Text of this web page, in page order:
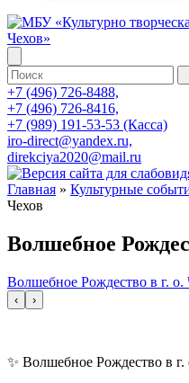
+7 (496) 726-8488,
+7 (496) 726-8416,
+7 (989) 191-53-53 (Касса)
iro-direct@yandex.ru,
direkciya2020@mail.ru
Главная » Культурные
Чехов
Волшебное
Волшебное Рождество в г. о.
‹ ›
✨ Волшебное Рождество в г.